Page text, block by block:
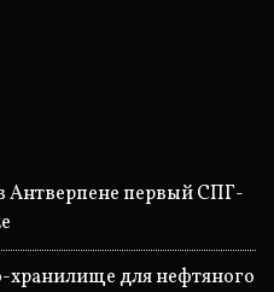
Антверпене первый СПГ-
хранилище для нефтяного